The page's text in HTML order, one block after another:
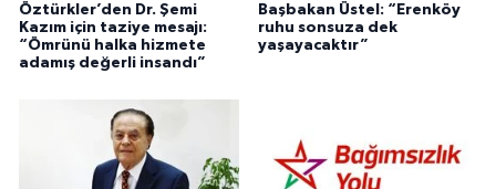
Öztürkler’den Dr. Şemi
Kazım için taziye mesajı:
“Ömrünü halka hizmete
adamış değerli insandı”
Başbakan Üstel: “Erenköy
ruhu sonsuza dek
yaşayacaktır”